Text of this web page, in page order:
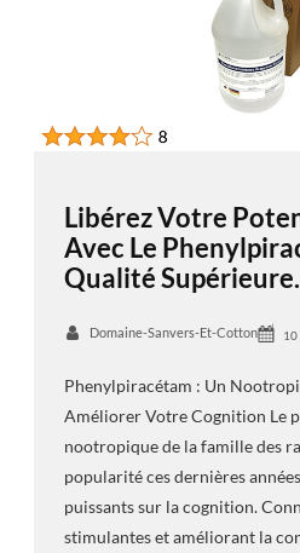
Libérez Votre
Avec Le
Qualité Supérieure.
Domaine-Sanvers-Et-Cotton 10
Phenylpiracétam : Un
Améliorer Votre Cognition Le
nootropique de la famille des
popularité ces dernières
puissants sur la cognition.
stimulantes et améliorant la